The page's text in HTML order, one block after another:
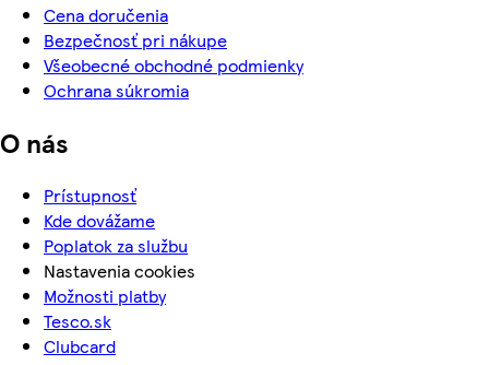
Cena doručenia
Bezpečnosť pri nákupe
Všeobecné obchodné podmienky
Ochrana súkromia
O nás
Prístupnosť
Kde dovážame
Poplatok za službu
Nastavenia cookies
Možnosti platby
Tesco.sk
Clubcard